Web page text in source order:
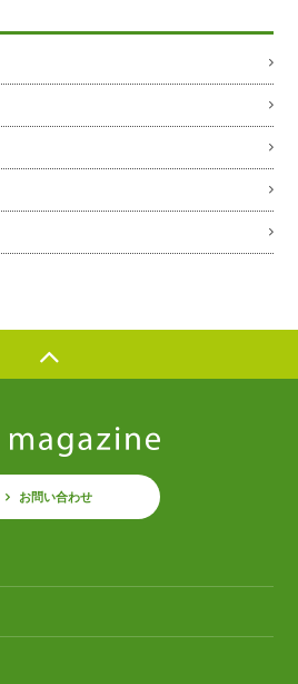
お問い合わせ